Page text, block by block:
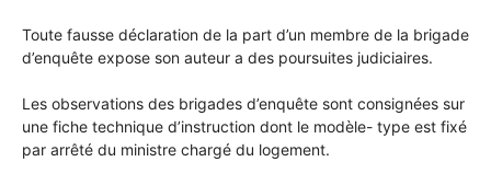
Toute fausse déclaration de la part d’un membre de la brigade
d’enquête expose son auteur a des poursuites judiciaires.
Les observations des brigades d’enquête sont consignées sur
une fiche technique d’instruction dont le modèle- type est fixé
par arrêté du ministre chargé du logement.